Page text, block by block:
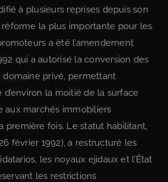
à plusieurs reprises depuis son
réforme la plus importante pour les
a été l’amendement
qui a autorisé la conversion des
domaine privé, permettant
d’environ la moitié de la surface
aux marchés immobiliers
première fois. Le statut habilitant,
février 1992), a restructuré les
les noyaux ejidaux et l’État
les restrictions